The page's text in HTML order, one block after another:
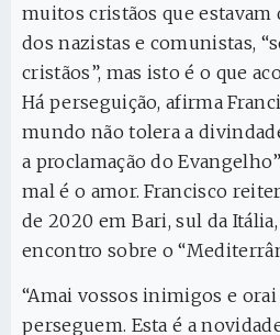
muitos cristãos que estavam
dos nazistas e comunistas,
cristãos”, mas isto é o que
Há perseguição, afirma
mundo não tolera a
a proclamação do
mal é o amor. Francisco
de 2020 em Bari, sul da
encontro sobre o
“Amai vossos inimigos e
perseguem. Esta é a